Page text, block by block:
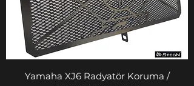
Yamaha XJ6 Radyatör Koruma /